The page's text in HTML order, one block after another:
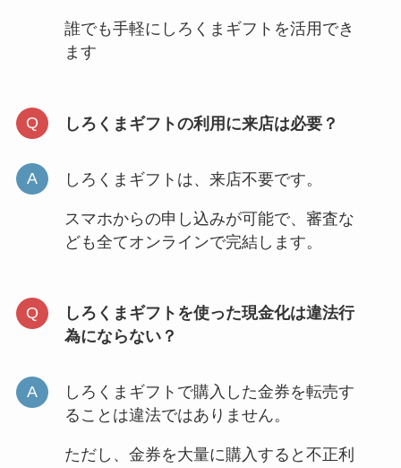
誰でも手軽にしろくまギフトを活用でき
ます
しろくまギフトの利用に来店は必要？
しろくまギフトは、来店不要です。
スマホからの申し込みが可能で、審査な
ども全てオンラインで完結します。
しろくまギフトを使った現金化は違法行
為にならない？
しろくまギフトで購入した金券を転売す
ることは違法ではありません。
ただし、金券を大量に購入すると不正利